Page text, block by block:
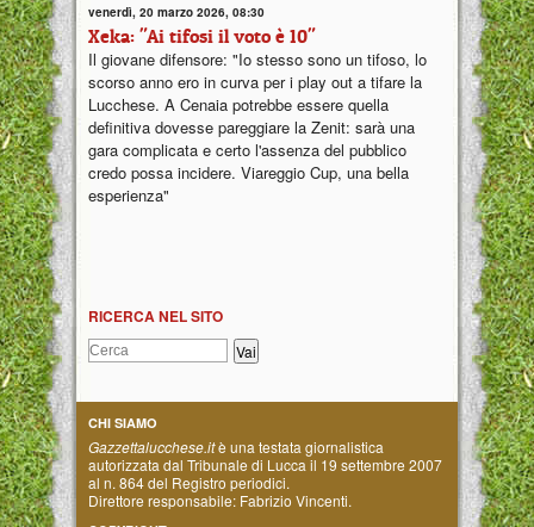
venerdì, 20 marzo 2026, 08:30
Xeka: "Ai tifosi il voto è 10"
Il giovane difensore: "Io stesso sono un tifoso, lo
scorso anno ero in curva per i play out a tifare la
Lucchese. A Cenaia potrebbe essere quella
definitiva dovesse pareggiare la Zenit: sarà una
gara complicata e certo l'assenza del pubblico
credo possa incidere. Viareggio Cup, una bella
esperienza"
RICERCA NEL SITO
CHI SIAMO
Gazzettalucchese.itè una testata giornalistica
autorizzata dal Tribunale di Lucca il 19 settembre 2007
al n. 864 del Registro periodici.
Direttore responsabile: Fabrizio Vincenti.